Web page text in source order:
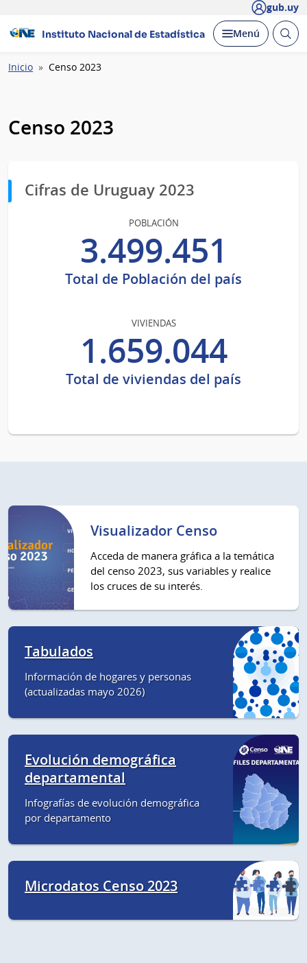
gub.uy
Instituto Nacional de Estadística Desplegar
Menú Abrir
Ruta
Inicio Censo 2023
Censo 2023
Cifras de Uruguay 2023
POBLACIÓN
3.499.451
Total de Población del país
VIVIENDAS
1.659.044
Total de viviendas del país
Visualizador Censo
Acceda de manera gráfica a la temática
del censo 2023, sus variables y realice
los cruces de su interés.
Tabulados
Información de hogares y personas
(actualizadas mayo 2026)
Evolución demográfica
departamental
Infografías de evolución demográfica
por departamento
Microdatos Censo 2023